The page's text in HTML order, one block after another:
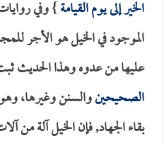
الخير إلى يوم القيامة} وفي
الموجود في الخيل هو الأجر
عليها من عدوه وهذا الحديث
الصحيحينوالسنن وغيرها،
بقاء الجهاد, فإن الخيل آلة من